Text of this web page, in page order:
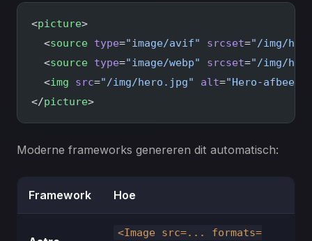
<picture>
  <
source type="image/avif" srcset="/img/
  <
source type="image/webp" srcset="/img/
  <
img src="/img/hero.jpg" alt="Hero-
</picture>
Moderne frameworks genereren dit automatisch:
Framework Hoe
<Image src=... formats=